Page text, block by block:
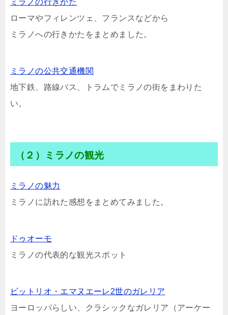
ミラノの行きかた
ローマやフィレンツェ、フランスなどから
ミラノへの行きかたをまとめました。
ミラノの公共交通機関
地下鉄、路線バス、トラムでミラノの街をまわりた
い。
（２）ミラノの観光
ミラノの魅力
ミラノに訪れた感想をまとめてみました。
ドゥオーモ
ミラノの代表的な観光スポット
ビットリオ・エマヌエーレ2世のガレリア
ヨーロッパらしい、クラシックなガレリア（アーケー